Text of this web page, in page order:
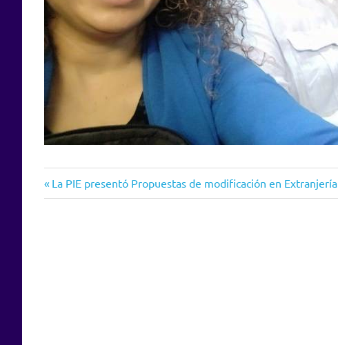
Navegación
Entrada
anterior:
La PIE presentó Propuestas de modificación en Extranjería